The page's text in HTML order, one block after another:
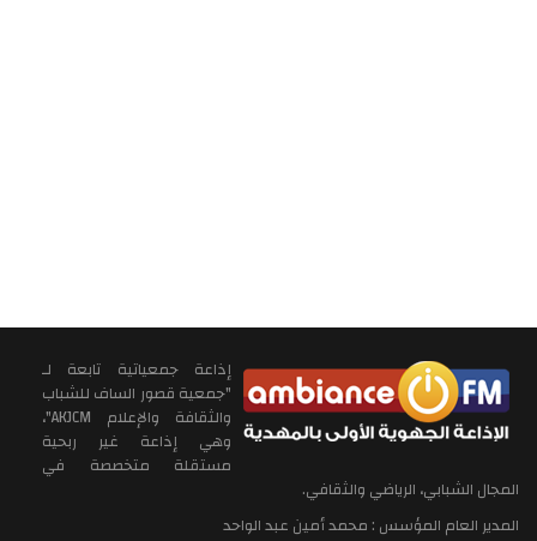
إذاعة جمعياتية تابعة لـ
"جمعية قصور الساف للشباب
والثقافة والإعلام AKJCM"،
وهي إذاعة غير ربحية
مستقلة متخصصة في
المجال الشبابي، الرياضي والثقافي.
المدير العام المؤسس : محمد أمين عبد الواحد